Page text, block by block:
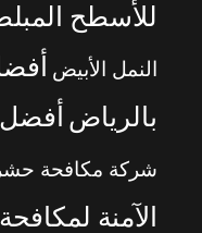
للأسطح
النمل الأبيض
بالرياض
شركة مكافحة
الآمنة